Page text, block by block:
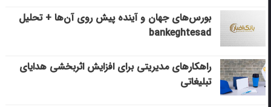
بورس‌های جهان و آینده پیش روی آن‌ها + تحلیل
bankeghtesad
راهکارهای مدیریتی برای افزایش اثربخشی هدایای
تبلیغاتی